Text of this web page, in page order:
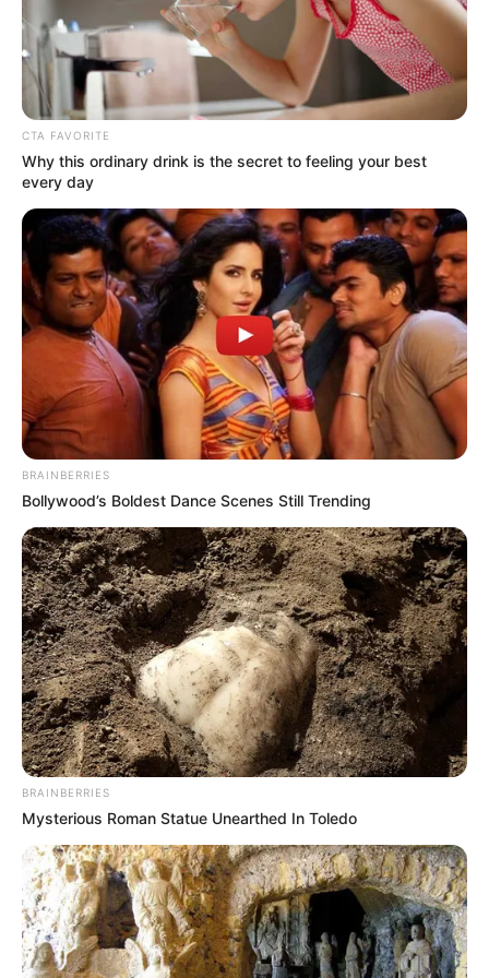
Le puede interesar:El error que muchos cometen con su
cuenta de ahorros: cuesta una fortuna
Cuánto se puede ganar con un CDT
El rendimiento de unCDTdepende delmonto invertido y
el plazoelegido. Según la plataforma especializada
MejorCDT, un depósito de$15 millones a seis meses
puede generar entre $610.000 y $796.000 en intereses
dependiendo de la entidad financiera. Algunas de las
opciones disponibles son:
Finandina: $796.000
Colpatria: $638.000
Davivienda: $638.000
Mibanco: $631.000
Estos valores pueden variar según las tasas vigentes, por
lo que es recomendablecomparar las opciones antes de
CTA FAVORITE
Why this ordinary drink is the secret to feeling your best
every day
BRAINBERRIES
Bollywood’s Boldest Dance Scenes Still Trending
BRAINBERRIES
Mysterious Roman Statue Unearthed In Toledo